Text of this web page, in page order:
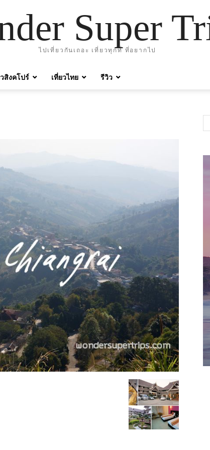
Super
ไปเที่ยวกันเถอะ เที่ยวทุกที่ ที่อยากไป
สิงคโปร์ เที่ยวไทย รีวิว